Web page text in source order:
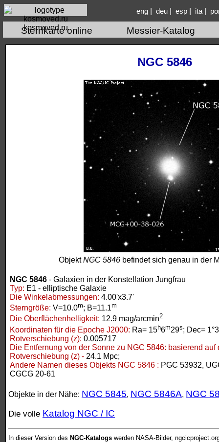
kosmoved.ru
eng| deu| esp| ita|
Sternkarte online Messier-Katalog
NGC 5846
ObjektNGC 5846 befindet sich genau in der
NGC 5846 - Galaxien in der Konstellation Jungfrau
Typ: E1 - elliptische Galaxie
Die Winkelabmessungen: 4.00'x3.7'
Sterngröße: V=10.0m; B=11.1m
Die Oberflächenhelligkeit: 12.9 mag/arcmin2
Koordinaten für die Epoche J2000: Ra= 15h6m29s; Dec=
Rotverschiebung (z): 0.005717
Die Entfernung von der Sonne zu NGC 5846: basierend auf
Rotverschiebung (z) - 24.1 Mpc;
Andere Namen dieses Objekts NGC 5846 : PGC 53932,
CGCG 20-61
Objekte in der Nähe: NGC 5845, NGC 5846A, NGC
Die volle Katalog NGC / IC
In dieser Version des NGC-Katalogs werden NASA-Bilder,